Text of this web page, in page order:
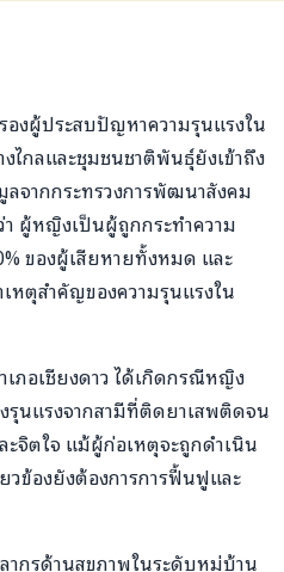
งผู้ประสบปัญหาความรุนแรงใน
กลและชุมชนชาติพันธุ์ยังเข้าถึง
จากกระทรวงการพัฒนาสังคม
ผู้หญิงเป็นผู้ถูกกระทำความ
ของผู้เสียหายทั้งหมด และ
ตุสำคัญของความรุนแรงใน
ภอเชียงดาว ได้เกิดกรณีหญิง
รุนแรงจากสามีที่ติดยาเสพติดจน
ะจิตใจ แม้ผู้ก่อเหตุจะถูกดำเนิน
ข้องยังต้องการการฟื้นฟูและ
กรด้านสุขภาพในระดับหมู่บ้าน